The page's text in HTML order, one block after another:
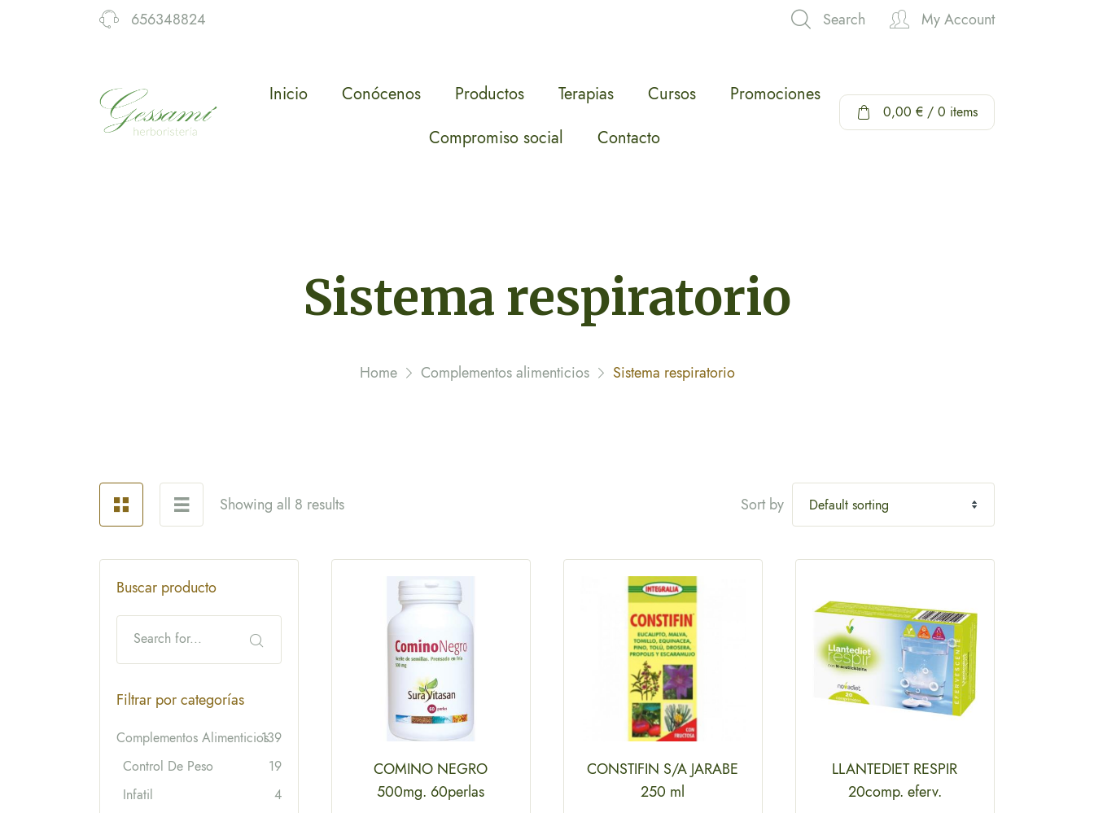
656348824 Search My Account
Hi,
Inicio Conócenos Productos Terapias Cursos
Promociones
Compromiso social
Contacto
0,00 € / 0 items
Sistema respiratorio
Home Complementos alimenticios Sistema respiratorio
Showing all 8 results Sort by
Buscar producto
Filtrar por categorías
Complementos Alimenticios139
Control De Peso
19
Infatil
4
COMINO NEGRO
500mg. 60perlas
CONSTIFIN S/A JARABE
250 ml
LLANTEDIET RESPIR
20comp. eferv.